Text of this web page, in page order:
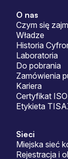
O nas
Czym się
Władze
Historia
Laboratoria
Do pobrania
Zamówienia
Kariera
Certyfikat
Etykieta
Sieci
Miejska sieć
Rejestracja i